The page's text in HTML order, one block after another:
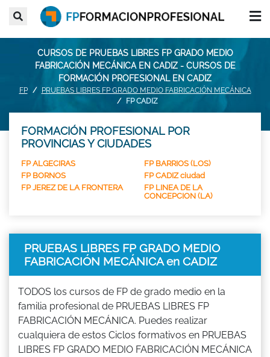
CURSOS DE PRUEBAS LIBRES FP GRADO MEDIO
FABRICACIÓN MECÁNICA EN CADIZ - CURSOS DE
FORMACIÓN PROFESIONAL EN CADIZ
FP
PRUEBAS LIBRES FP GRADO MEDIO FABRICACIÓN MECÁNICA
FP CADIZ
FORMACIÓN PROFESIONAL POR
PROVINCIAS Y CIUDADES
FP ALGECIRAS
FP BARRIOS (LOS)
FP BORNOS
FP CADIZ ciudad
FP JEREZ DE LA FRONTERA
FP LINEA DE LA
CONCEPCION (LA)
PRUEBAS LIBRES FP GRADO MEDIO
FABRICACIÓN MECÁNICA en CADIZ
TODOS los cursos de FP de grado medio en la
familia profesional de PRUEBAS LIBRES FP
FABRICACIÓN MECÁNICA. Puedes realizar
cualquiera de estos Ciclos formativos en PRUEBAS
LIBRES FP GRADO MEDIO FABRICACIÓN MECÁNICA